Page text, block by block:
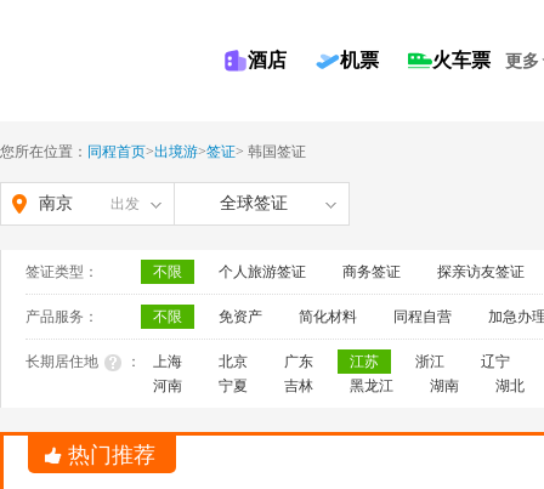
酒店 机票 火车票 更多
您所在位置： 同程首页>出境游>签证> 韩国签证
南京 出发 全球签证
签证类型： 不限 个人旅游签证 商务签证 探亲访友签证
产品服务： 不限 免资产 简化材料 同程自营 加急办
长期居住地 ： 上海 北京 广东 江苏 浙江
辽宁
河南
宁夏 吉林 黑龙江 湖南 湖北
热门推荐